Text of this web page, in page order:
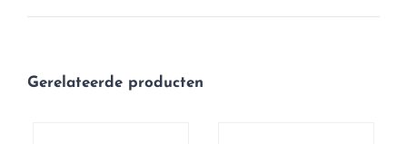
Gerelateerde producten